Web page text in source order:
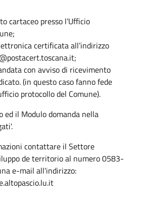
cartaceo presso l’Ufficio
certificata all’indirizzo
con avviso di ricevimento
(in questo caso fanno fede
protocollo del Comune).
ed il Modulo domanda nella
contattare il Settore
de territorio al numero 0583-
e-mail all'indirizzo: